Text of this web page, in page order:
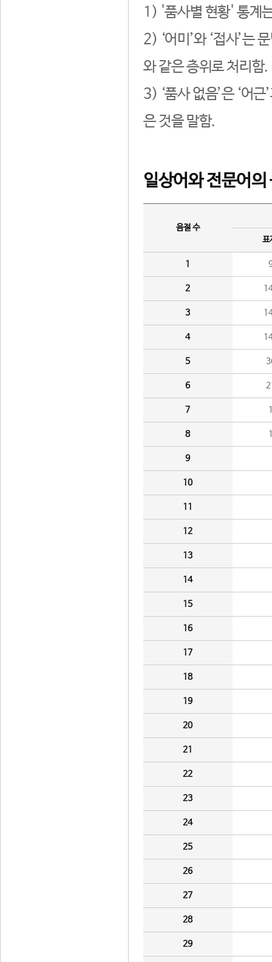
1) '품사별 현황' 통계
2) ‘어미’와 ‘접사’는
와 같은 층위로 처리함.
3) ‘품사 없음’은 ‘어
은 것을 말함.
일상어와 전문어의
음절 수
표
1
2
3
4
5
6
7
8
9
10
11
12
13
14
15
16
17
18
19
20
21
22
23
24
25
26
27
28
29